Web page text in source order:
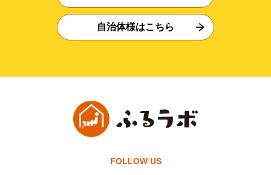
自治体様はこちら
FOLLOW US